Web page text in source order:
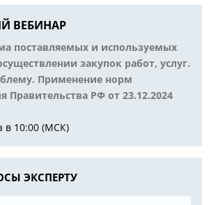
ВЕБИНАР
поставляемых и используемых
закупок работ, услуг.
Применение норм
Правительства РФ от 23.12.2024
в 10:00 (МСК)
ЭКСПЕРТУ